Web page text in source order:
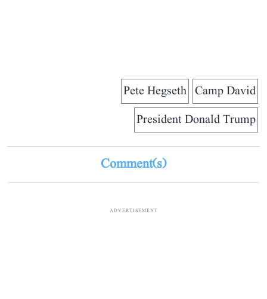
Camp David
Pete Hegseth
President Donald Trump
Comment(s)
ADVERTISEMENT